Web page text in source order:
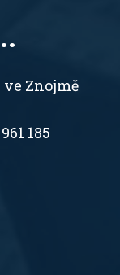
Znojmě
185